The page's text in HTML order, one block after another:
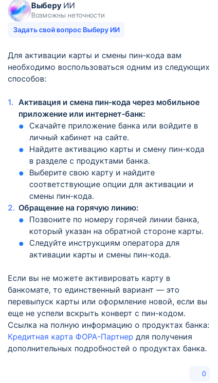
ВыберуИИ
Возможны неточности
Задать свой вопрос Выберу ИИ
Для активации карты и смены пин-кода вам
необходимо воспользоваться одним из следующих
способов:
Активация и смена пин-кода через мобильное
приложение или интернет-банк:
Скачайте приложение банка или войдите в
личный кабинет на сайте.
Найдите активацию карты и смену пин-кода
в разделе с продуктами банка.
Выберите свою карту и найдите
соответствующие опции для активации и
смены пин-кода.
Обращение на горячую линию:
Позвоните по номеру горячей линии банка,
который указан на обратной стороне карты.
Следуйте инструкциям оператора для
активации карты и смены пин-кода.
Если вы не можете активировать карту в
банкомате, то единственный вариант — это
перевыпуск карты или оформление новой, если вы
еще не успели вскрыть конверт с пин-кодом.
Ссылка на полную информацию о продуктах банка:
Кредитная карта ФОРА-Партнер для получения
дополнительных подробностей о продуктах банка.
0